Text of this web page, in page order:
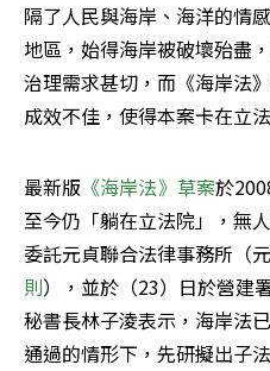
隔了人民與海岸、海洋的情
地區，始得海岸被破壞殆盡
治理需求甚切，而《海岸法
成效不佳，使得本案卡在立
最新版 《海岸法》草案於
至今仍「躺在立法院」，無
委託元貞聯合法律事務所（
則），並於（23）日於營建
秘書長林子淩表示，海岸法
通過的情形下，先研擬出子